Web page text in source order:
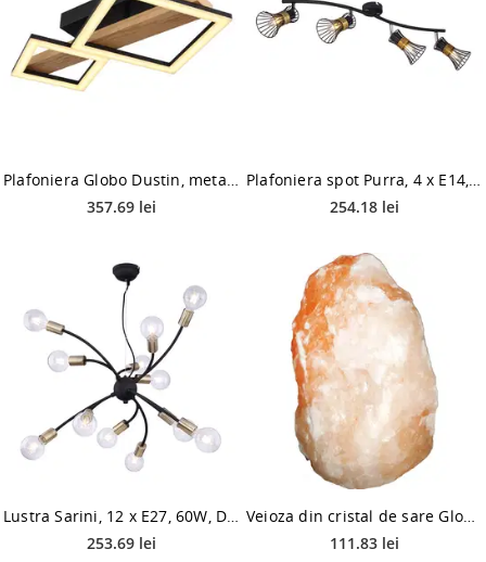
Plafoniera Globo Dustin, metal/plastic, LED 19 W, negru/maro, 480 x 300 x 100 mm
357.69 lei
Plafoniera spot Purra, 4 x E14, 40W, negru + auriu
254.18 lei
Lustra Sarini, 12 x E27, 60W, D 800 mm
253.69 lei
Veioza din cristal de sare Globo Stone 28340, 1 x E14, 15 W, 300 mm
111.83 lei